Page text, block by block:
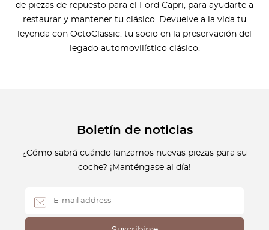
de piezas de repuesto para el Ford Capri, para ayudarte a
restaurar y mantener tu clásico. Devuelve a la vida tu
leyenda con OctoClassic: tu socio en la preservación del
legado automovilístico clásico.
Boletín de noticias
¿Cómo sabrá cuándo lanzamos nuevas piezas para su
coche? ¡Manténgase al día!